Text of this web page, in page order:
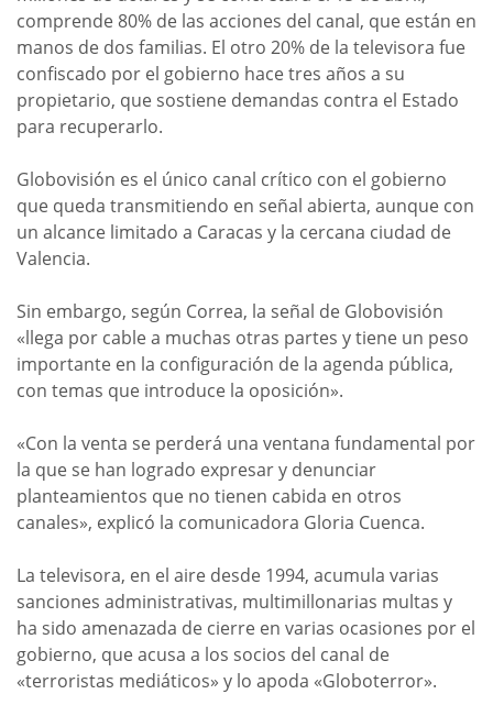
comprende 80% de las acciones del canal, que están en
manos de dos familias. El otro 20% de la televisora fue
confiscado por el gobierno hace tres años a su
propietario, que sostiene demandas contra el Estado
para recuperarlo.
Globovisión es el único canal crítico con el gobierno
que queda transmitiendo en señal abierta, aunque con
un alcance limitado a Caracas y la cercana ciudad de
Valencia.
Sin embargo, según Correa, la señal de Globovisión
«llega por cable a muchas otras partes y tiene un peso
importante en la configuración de la agenda pública,
con temas que introduce la oposición».
«Con la venta se perderá una ventana fundamental por
la que se han logrado expresar y denunciar
planteamientos que no tienen cabida en otros
canales», explicó la comunicadora Gloria Cuenca.
La televisora, en el aire desde 1994, acumula varias
sanciones administrativas, multimillonarias multas y
ha sido amenazada de cierre en varias ocasiones por el
gobierno, que acusa a los socios del canal de
«terroristas mediáticos» y lo apoda «Globoterror».